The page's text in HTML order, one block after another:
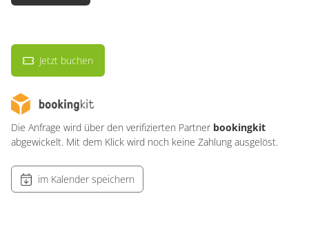
Jetzt buchen
Die Anfrage wird über den verifizierten Partner bookingkit
abgewickelt. Mit dem Klick wird noch keine Zahlung ausgelöst.
im Kalender speichern